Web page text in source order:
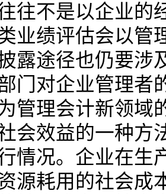
往不是以企业的
业绩评估会以管
露途径也仍要涉
门对企业管理者
管理会计新领域
会效益的一种方
情况。企业在生
源耗用的社会成